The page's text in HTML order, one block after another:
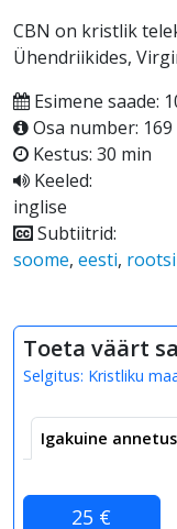
CBN on kristlik
Ühendriikides,
Esimene saade:
Osa number: 169
Kestus: 30 min
Keeled:
inglise
Subtiitrid:
soome, eesti, rootsi
Toeta väärt
Selgitus: Kristliku
Igakuine annetus
25 €